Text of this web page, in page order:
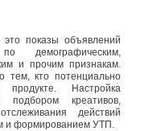
показы объявлений
демографическим,
и прочим признакам.
тем, кто потенциально
Настройка
подбором креативов,
действий
и формированием УТП.